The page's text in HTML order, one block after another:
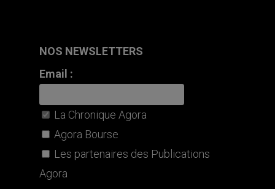
NOS NEWSLETTERS
Email :
La Chronique Agora
Agora Bourse
Les partenaires des Publications
Agora